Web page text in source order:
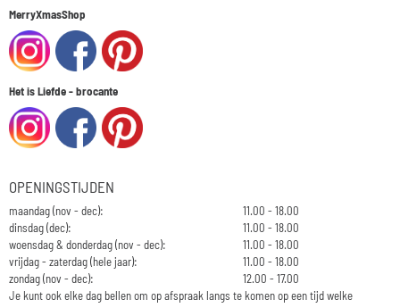
MerryXmasShop
Het is Liefde - brocante
OPENINGSTIJDEN
maandag (nov - dec):
11.00 - 18.00
dinsdag (dec):
11.00 - 18.00
woensdag & donderdag (nov - dec):
11.00 - 18.00
vrijdag - zaterdag (hele jaar):
11.00 - 18.00
zondag (nov - dec):
12.00 - 17.00
Je kunt ook elke dag bellen om op afspraak langs te komen op een tijd welke